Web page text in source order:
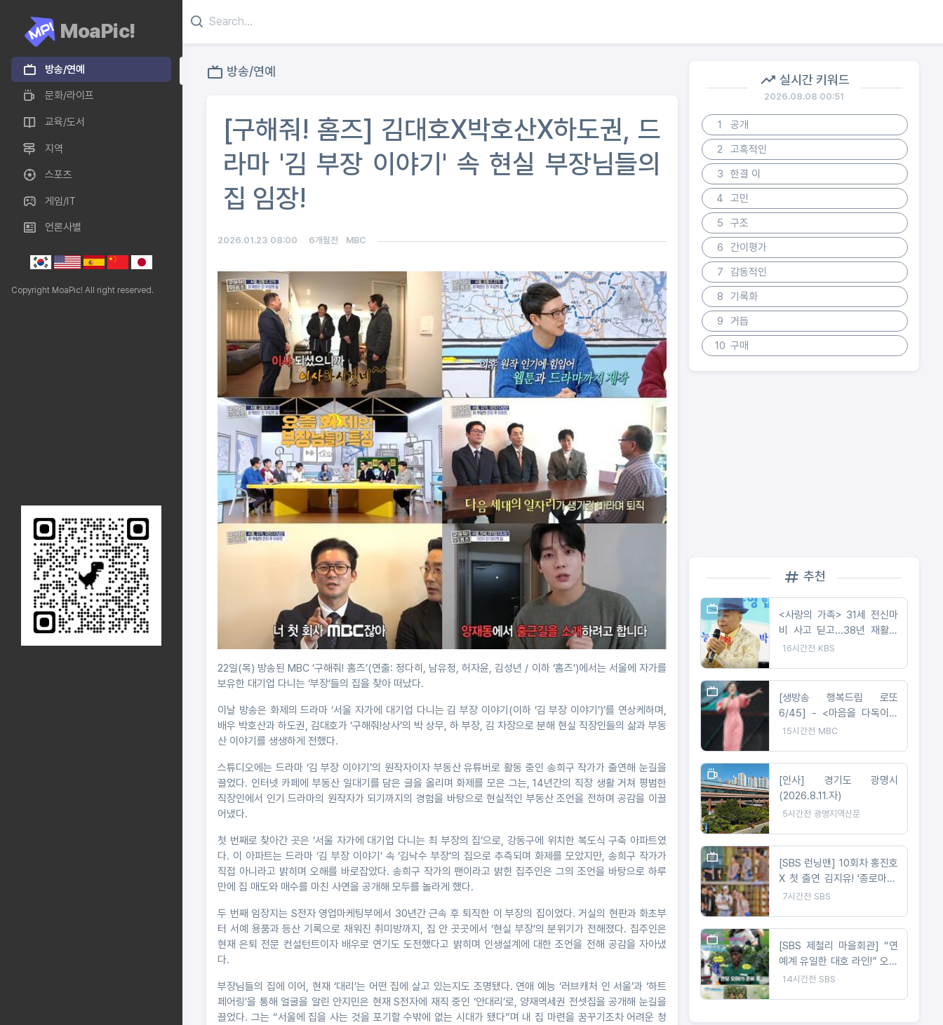
MoaPic!
방송/연예
문화/라이프
교육/도서
지역
스포츠
게임/IT
언론사별
Copyright MoaPic! All right reserved.
방송/연예
[구해줘! 홈즈] 김대호X박호산X하도권, 드
라마 '김 부장 이야기' 속 현실 부장님들의
집 임장!
2026.01.23 08:00 6개월전 MBC
22일(목) 방송된 MBC ‘구해줘! 홈즈’(연출: 정다히, 남유정, 허자윤, 김성년 / 이하 ‘홈즈’)에서는 서울에 자가를
보유한 대기업 다니는 ‘부장’들의 집을 찾아 떠났다.
이날 방송은 화제의 드라마 ‘서울 자가에 대기업 다니는 김 부장 이야기(이하 ‘김 부장 이야기’)’를 연상케하며,
배우 박호산과 하도권, 김대호가 ‘구해줘!상사’의 박 상무, 하 부장, 김 차장으로 분해 현실 직장인들의 삶과 부동
산 이야기를 생생하게 전했다.
스튜디오에는 드라마 ‘김 부장 이야기’의 원작자이자 부동산 유튜버로 활동 중인 송희구 작가가 출연해 눈길을
끌었다. 인터넷 카페에 부동산 일대기를 담은 글을 올리며 화제를 모은 그는, 14년간의 직장 생활 거쳐 평범한
직장인에서 인기 드라마의 원작자가 되기까지의 경험을 바탕으로 현실적인 부동산 조언을 전하며 공감을 이끌
어냈다.
첫 번째로 찾아간 곳은 ‘서울 자가에 대기업 다니는 최 부장의 집’으로, 강동구에 위치한 복도식 구축 아파트였
다. 이 아파트는 드라마 ‘김 부장 이야기’ 속 ‘김낙수 부장’의 집으로 추측되며 화제를 모았지만, 송희구 작가가
직접 아니라고 밝히며 오해를 바로잡았다. 송희구 작가의 팬이라고 밝힌 집주인은 그의 조언을 바탕으로 하루
만에 집 매도와 매수를 마친 사연을 공개해 모두를 놀라게 했다.
두 번째 임장지는 S전자 영업마케팅부에서 30년간 근속 후 퇴직한 이 부장의 집이었다. 거실의 현판과 화초부
터 서예 용품과 등산 기록으로 채워진 취미방까지, 집 안 곳곳에서 ‘현실 부장’의 분위기가 전해졌다. 집주인은
현재 은퇴 전문 컨설턴트이자 배우로 연기도 도전했다고 밝히며 인생설계에 대한 조언을 전해 공감을 자아냈
다.
부장님들의 집에 이어, 현재 ‘대리’는 어떤 집에 살고 있는지도 조명됐다. 연애 예능 ‘러브캐처 인 서울’과 ‘하트
페어링’을 통해 얼굴을 알린 안지민은 현재 S전자에 재직 중인 ‘안대리’로, 양재역세권 전셋집을 공개해 눈길을
끌었다. 그는 “서울에 집을 사는 것을 포기할 수밖에 없는 시대가 됐다”며 내 집 마련을 꿈꾸기조차 어려운 청
실시간 키워드
2026.08.08 00:51
1
공개
2
고혹적인
3
한결 이
4
고민
5
구조
6
간이평가
7
감동적인
8
기록화
9
거듭
10 구매
추천
<사랑의 가족> 31세 전신마
비 사고 딛고...38년 재활이
빚어낸 트로트 가수의 꿈
16시간전 KBS
[생방송 행복드림 로또
6/45] - <마음을 다독이는
목소리로 온정을 나누는 가수
15시간전 MBC
[인사] 경기도 광명시
(2026.8.11.자)
5시간전 광명지역신문
[SBS 런닝맨] 10회차 홍진호
X 첫 출연 김지유! '종로마불'
레이스 출격
7시간전 SBS
[SBS 제철리 마을회관] “연
예계 유일한 대호 라인!” 오마
이걸 효정 합류 / 송가인의 짠
14시간전 SBS